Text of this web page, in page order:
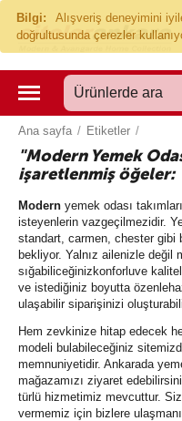
Bilgi:
Alışveriş deneyimini
doğrultusunda çerezler
Ana sayfa / Etiketler /
"Modern Yemek
işaretlenmiş öğeler:
Modern yemek odası
isteyenlerin vazgeçilmezidir.
standart, carmen, chester
bekliyor. Yalnız ailenizle değil
sığabiliceğinizkonforluve
ve istediğiniz boyutta
ulaşabilir siparişinizi
Hem zevkinize hitap edecek
modeli bulabileceğiniz
memnuniyetidir. Ankarada
mağazamızı ziyaret
türlü hizmetimiz mevcuttur.
vermemiz için bizlere